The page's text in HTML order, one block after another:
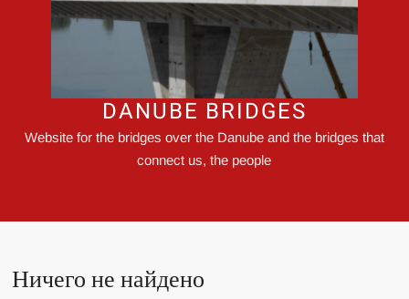
DANUBE BRIDGES
Website for the bridges over the Danube and the bridges that
connect us, the people
Ничего не найдено